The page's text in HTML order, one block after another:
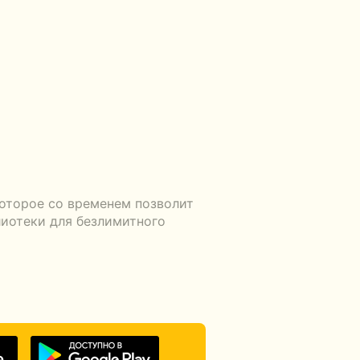
со временем позволит
для безлимитного